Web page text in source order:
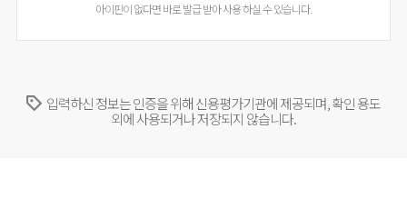
아이핀이 없다면 바로 발급 받아 사용 하실 수 있습니다.
입력하신 정보는 인증을 위해 신용평가기관에 제공되며, 확인 용도
외에 사용되거나 저장되지 않습니다.